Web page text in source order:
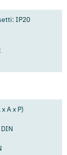
IP20
A x P)